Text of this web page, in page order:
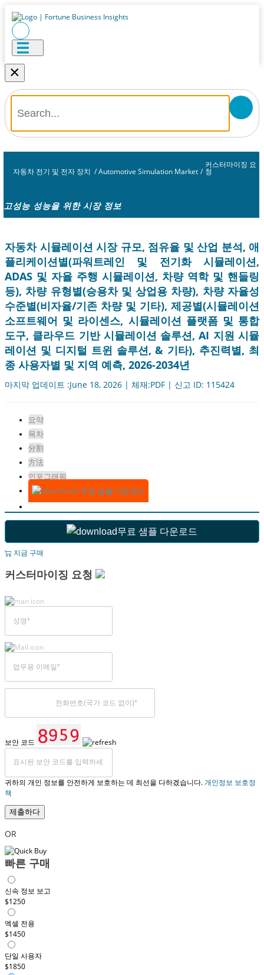
×
자동차 전기 및 전자 장치 / Automotive Simulation Market /
커스터마이징 요
청
고성능 성능을 위한 시장 정보
자동차 시뮬레이션 시장 규모, 점유율 및 산업 분석, 애
플리케이션별(파워트레인 및 전기화 시뮬레이션,
ADAS 및 자율 주행 시뮬레이션, 차량 역학 및 핸들링
등), 차량 유형별(승용차 및 상업용 차량), 차량 자율성
수준별(비자율/기존 차량 및 기타), 제공별(시뮬레이션
소프트웨어 및 라이센스, 시뮬레이션 플랫폼 및 통합
도구, 클라우드 기반 시뮬레이션 솔루션, AI 지원 시뮬
레이션 및 디지털 트윈 솔루션, & 기타), 추진력별, 최
종 사용자별 및 지역 예측, 2026-2034년
마지막 업데이트 :June 18, 2026 | 체재:PDF | 신고 ID: 115424
요약
목차
分割
方法
인포그래픽
무료 샘플 다운로드
무료 샘플 다운로드
지금 구매
커스터마이징 요청
보안 코드
귀하의 개인 정보를 안전하게 보호하는 데 최선을 다하겠습니다.개인정보 보호정
책
제출하다
OR
빠른 구매
신속 정보 보고
$1250
엑셀 전용
$1450
단일 사용자
$1850